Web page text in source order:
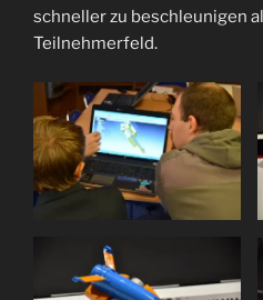
schneller zu beschleunigen
Teilnehmerfeld.